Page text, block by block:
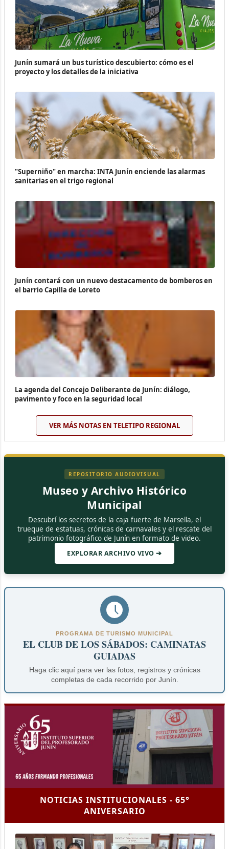
Junín sumará un bus turístico descubierto: cómo es el
proyecto y los detalles de la iniciativa
"Superniño" en marcha: INTA Junín enciende las alarmas
sanitarias en el trigo regional
Junín contará con un nuevo destacamento de bomberos en
el barrio Capilla de Loreto
La agenda del Concejo Deliberante de Junín: diálogo,
pavimento y foco en la seguridad local
VER MÁS NOTAS EN TELETIPO REGIONAL
REPOSITORIO AUDIOVISUAL
Museo y Archivo Histórico
Municipal
Descubrí los secretos de la caja fuerte de Marsella, el
trueque de estatuas, crónicas de carnavales y el rescate del
patrimonio fotográfico de Junín en formato de video.
EXPLORAR ARCHIVO VIVO ➔
PROGRAMA DE TURISMO MUNICIPAL
EL CLUB DE LOS SÁBADOS: CAMINATAS
GUIADAS
Haga clic aquí para ver las fotos, registros y crónicas
completas de cada recorrido por Junín.
NOTICIAS INSTITUCIONALES - 65°
ANIVERSARIO